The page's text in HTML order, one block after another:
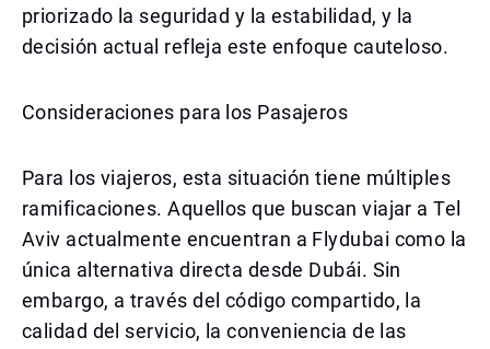
priorizado la seguridad y la estabilidad, y la
decisión actual refleja este enfoque cauteloso.
Consideraciones para los Pasajeros
Para los viajeros, esta situación tiene múltiples
ramificaciones. Aquellos que buscan viajar a Tel
Aviv actualmente encuentran a Flydubai como la
única alternativa directa desde Dubái. Sin
embargo, a través del código compartido, la
calidad del servicio, la conveniencia de las